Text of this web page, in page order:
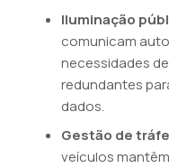
Iluminação
comunicam
necessidades
redundantes
dados.
Gestão de
veículos